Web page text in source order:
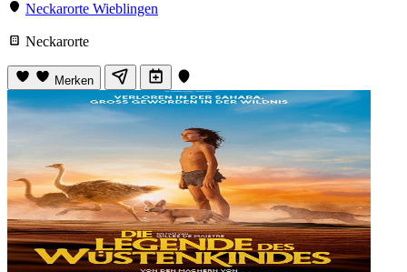
Neckarorte Wieblingen
Neckarorte
Merken